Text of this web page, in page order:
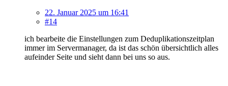
22. Januar 2025 um 16:41
#14
ich bearbeite die Einstellungen zum Deduplikationszeitplan
immer im Servermanager, da ist das schön übersichtlich alles
aufeinder Seite und sieht dann bei uns so aus.